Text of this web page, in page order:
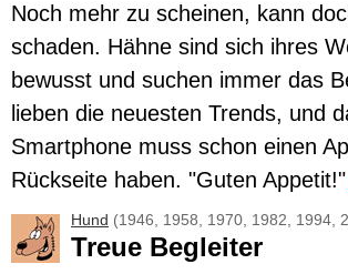
Noch mehr zu scheinen, kann
schaden. Hähne sind sich ihres
bewusst und suchen immer das
lieben die neuesten Trends, und
Smartphone muss schon einen
Rückseite haben. "Guten Appetit!"
Hund (1946, 1958, 1970, 1982, 1994,
Treue Begleiter